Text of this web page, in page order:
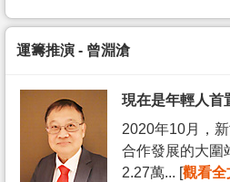
運籌推演 - 曾淵滄
現在是年輕人首
2020年10月，
合作發展的大圍
2.27萬... [觀看全